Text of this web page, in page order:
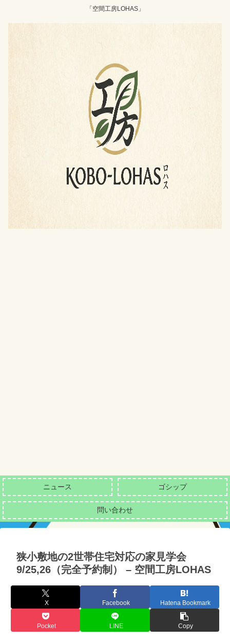
「空間工房LOHAS」
ニュース ゴシップ
問い合わせ
狭小敷地の2世帯住宅対応の家見学会
9/25,26（完全予約制） – 空間工房LOHAS
X Facebook Hatena Bookmark
Pocket LINE Copy